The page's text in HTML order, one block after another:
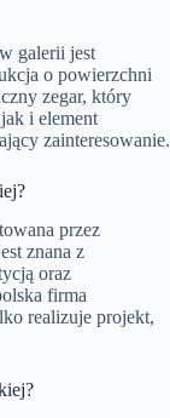
galerii jest
o powierzchni
zegar, który
i element
zainteresowanie.
przez
znana z
oraz
firma
realizuje projekt,